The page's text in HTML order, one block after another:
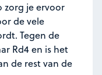
zorg je ervoor
de vele
Tegen de
Rd4 en is het
de rest van de